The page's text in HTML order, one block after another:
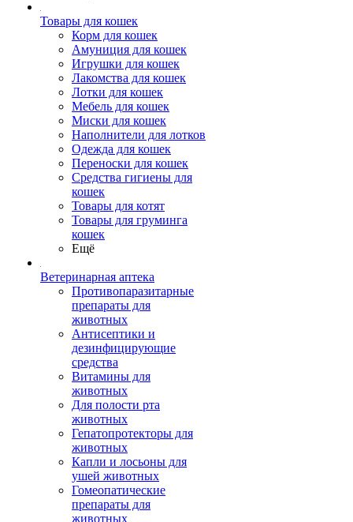
Товары для кошек
Корм для кошек
Амуниция для кошек
Игрушки для кошек
Лакомства для кошек
Лотки для кошек
Мебель для кошек
Миски для кошек
Наполнители для лотков
Одежда для кошек
Переноски для кошек
Средства гигиены для
кошек
Товары для котят
Товары для груминга
кошек
Ещё
Ветеринарная аптека
Противопаразитарные
препараты для
животных
Антисептики и
дезинфицирующие
средства
Витамины для
животных
Для полости рта
животных
Гепатопротекторы для
животных
Капли и лосьоны для
ушей животных
Гомеопатические
препараты для
животных